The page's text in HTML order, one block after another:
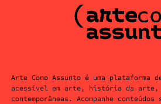
Arte Como Assunto é uma plataforma
acessível em arte, história da
contemporâneas. Acompanhe